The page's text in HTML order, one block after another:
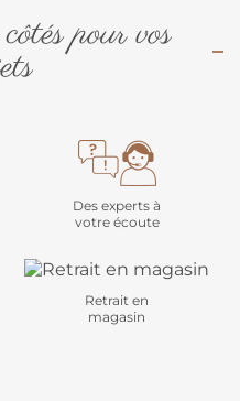
pour vos
Des experts à
votre écoute
Retrait en
magasin